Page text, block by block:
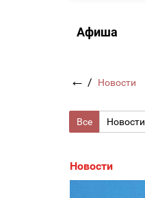
Афиша
← / Новости
Все Новости
Новости